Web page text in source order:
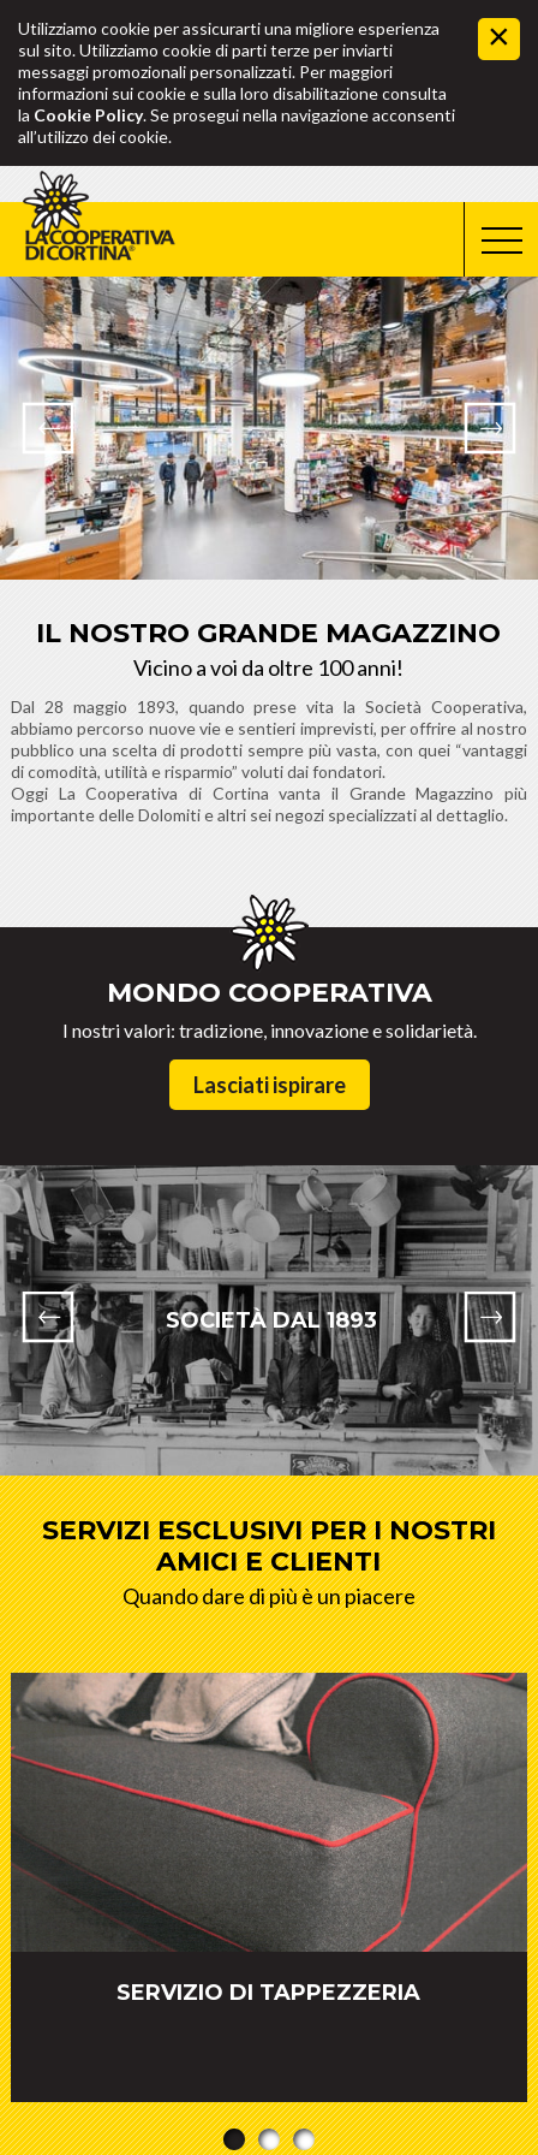
Utilizziamo cookie per assicurarti una migliore esperienza
sul sito. Utilizziamo cookie di parti terze per inviarti
messaggi promozionali personalizzati. Per maggiori
informazioni sui cookie e sulla loro disabilitazione consulta
la Cookie Policy. Se prosegui nella navigazione acconsenti
all’utilizzo dei cookie.
IL NOSTRO GRANDE MAGAZZINO
Vicino a voi da oltre 100 anni!
Dal 28 maggio 1893, quando prese vita la Società Cooperativa,
abbiamo percorso nuove vie e sentieri imprevisti, per offrire al nostro
pubblico una scelta di prodotti sempre più vasta, con quei “vantaggi
di comodità, utilità e risparmio” voluti dai fondatori.
Oggi La Cooperativa di Cortina vanta il Grande Magazzino più
importante delle Dolomiti e altri sei negozi specializzati al dettaglio.
MONDO COOPERATIVA
I nostri valori: tradizione, innovazione e solidarietà.
Lasciati ispirare
SOCIETÀ DAL 1893
SERVIZI ESCLUSIVI PER I NOSTRI
AMICI E CLIENTI
Quando dare di più è un piacere
SERVIZIO DI TAPPEZZERIA